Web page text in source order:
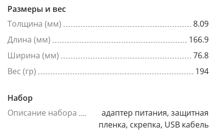
Размеры и вес
Толщина (мм)
8.09
Длина (мм)
166.9
Ширина (мм)
76.8
Вес (гр)
194
Набор
Описание набора
адаптер питания, защитная
пленка, скрепка, USB кабель